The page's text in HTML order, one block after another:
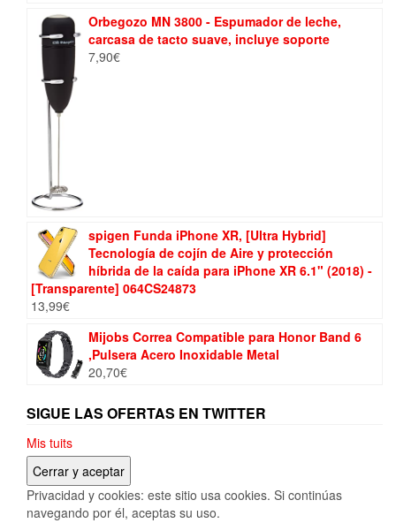
Orbegozo MN 3800 - Espumador de leche,
carcasa de tacto suave, incluye soporte
7,90€
spigen Funda iPhone XR, [Ultra Hybrid]
Tecnología de cojín de Aire y protección
híbrida de la caída para iPhone XR 6.1" (2018) -
[Transparente] 064CS24873
13,99€
Mijobs Correa Compatible para Honor Band 6
,Pulsera Acero Inoxidable Metal
20,70€
SIGUE LAS OFERTAS EN TWITTER
Mis tuits
Privacidad y cookies: este sitio usa cookies. Si continúas
navegando por él, aceptas su uso.